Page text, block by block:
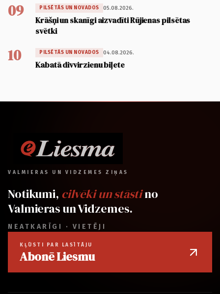
09 PILSĒTĀS UN NOVADOS 05.08.2026.
Krāšņi un skanīgi aizvadīti Rūjienas pilsētas
svētki
10 PILSĒTĀS UN NOVADOS 04.08.2026.
Kabatā divvirzienu biļete
VALMIERAS UN VIDZEMES ZIŅAS
Notikumi, cilvēki un stāstino
Valmieras un Vidzemes.
NEATKARĪGI · VIETĒJI
KĻŪSTI PAR LASĪTĀJU
Abonē Liesmu